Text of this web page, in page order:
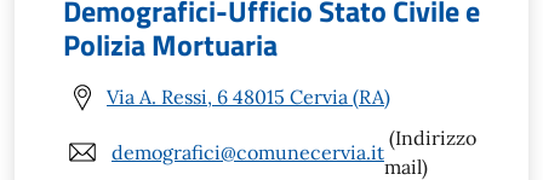
Demografici-Ufficio Stato Civile e
Polizia Mortuaria
Via A. Ressi, 6 48015 Cervia (RA)
demografici@comunecervia.it
(Indirizzo
mail)